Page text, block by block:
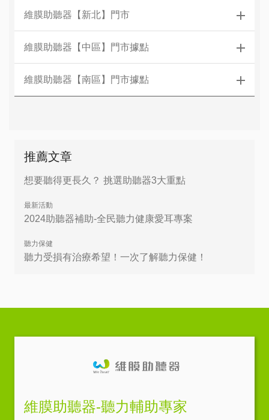
維膜助聽器【新北】門市
維膜助聽器【中區】門市據點
維膜助聽器【南區】門市據點
推薦文章
想要聽得更長久？ 挑選助聽器3大重點
最新活動
2024助聽器補助-全民聽力健康愛耳專案
聽力保健
聽力受損有治療希望！一次了解聽力保健！
維膜助聽器-聽力輔助專家